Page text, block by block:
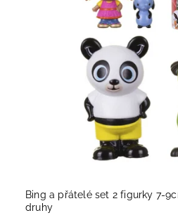
Bing a přátelé set 2 figurky 7-
druhy